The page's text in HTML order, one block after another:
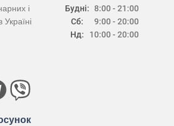
Будні:
Сб:
Нд:
8:00 - 21:00
9:00 - 20:00
10:00 - 20:00
і